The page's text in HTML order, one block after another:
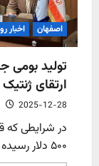
اصفهان اخبار
تولید بومی
ارتقای
2025-12-28
در شرایطی که
۵۰۰ دلار رسیده است، تولید داخلی...